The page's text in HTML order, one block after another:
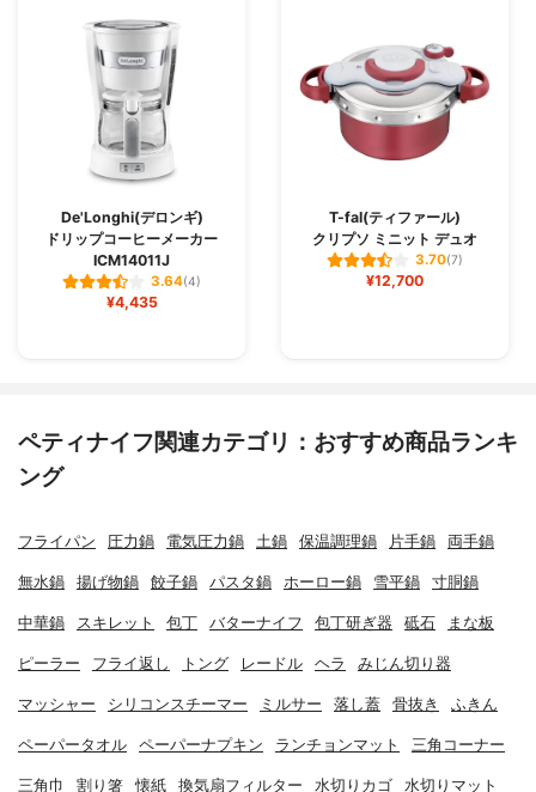
De'Longhi(デロンギ)
ドリップコーヒーメーカー
ICM14011J
3.64(4)
¥4,435
T-fal(ティファール)
クリプソ ミニット デュオ
3.70(7)
¥12,700
ペティナイフ関連カテゴリ：おすすめ商品ランキ
ング
フライパン 圧力鍋 電気圧力鍋 土鍋 保温調理鍋 片手鍋 両手鍋
無水鍋 揚げ物鍋 餃子鍋 パスタ鍋 ホーロー鍋 雪平鍋 寸胴鍋
中華鍋 スキレット 包丁 バターナイフ 包丁研ぎ器 砥石 まな板
ピーラー フライ返し トング レードル ヘラ みじん切り器
マッシャー シリコンスチーマー ミルサー 落し蓋 骨抜き ふきん
ペーパータオル ペーパーナプキン ランチョンマット 三角コーナー
三角巾 割り箸 懐紙 換気扇フィルター 水切りカゴ 水切りマット